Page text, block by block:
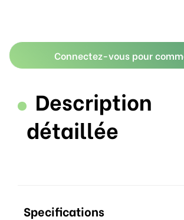
Connectez-vous pour
Description
détaillée
Specifications